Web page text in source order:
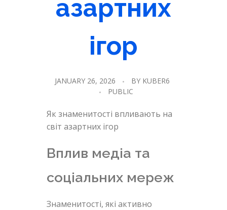
азартних
ігор
JANUARY 26, 2026 BY KUBER6
PUBLIC
Як знаменитості впливають на
світ азартних ігор
Вплив медіа та
соціальних мереж
Знаменитості, які активно